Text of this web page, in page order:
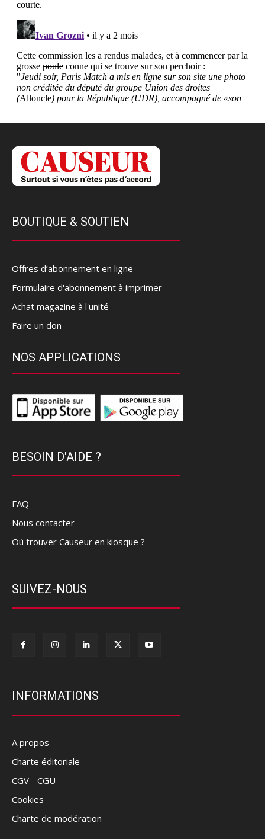
BOUTIQUE & SOUTIEN
Offres d’abonnement en ligne
Formulaire d'abonnement à imprimer
Achat magazine à l'unité
Faire un don
NOS APPLICATIONS
BESOIN D'AIDE ?
FAQ
Nous contacter
Où trouver Causeur en kiosque ?
SUIVEZ-NOUS
INFORMATIONS
A propos
Charte éditoriale
CGV - CGU
Cookies
Charte de modération